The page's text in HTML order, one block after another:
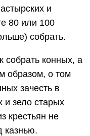
и
80 или 100
собрать.
собрать конных, а
образом, о том
зачесть в
и зело старых
крестьян не
казнью.